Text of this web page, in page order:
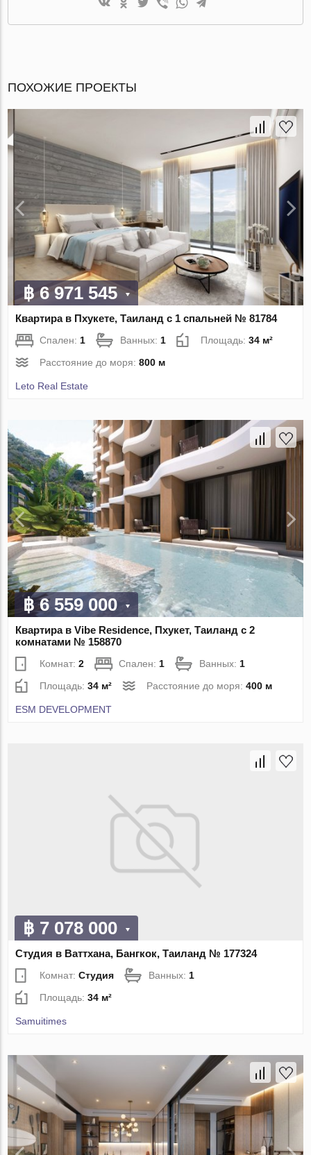
ПОХОЖИЕ ПРОЕКТЫ
฿ 6 971 545
Квартира в Пхукете, Таиланд с 1 спальней № 81784
Спален:1 Ванных:1 Площадь:34 м²
Расстояние до моря:800 м
Leto Real Estate
฿ 6 559 000
Квартира в Vibe Residence, Пхукет, Таиланд с 2
комнатами № 158870
Комнат:2 Спален: 1 Ванных: 1
Площадь:34 м² Расстояние до моря:400 м
ESM DEVELOPMENT
฿ 7 078 000
Студия в Ваттхана, Бангкок, Таиланд № 177324
Комнат:Студия Ванных: 1
Площадь:34 м²
Samuitimes